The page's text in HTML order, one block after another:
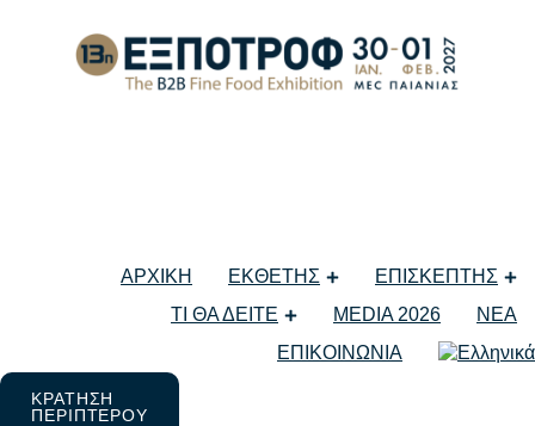
ΑΡΧΙΚΗ ΕΚΘΕΤΗΣ
ΕΠΙΣΚΕΠΤΗΣ
ΤΙ ΘΑ ΔΕΙΤΕ
MEDIA 2026
ΝΕΑ
ΕΠΙΚΟΙΝΩΝΙΑ
ΚΡΑΤΗΣΗ
ΠΕΡΙΠΤΕΡΟΥ
11 Φεβρουαρίου 2025